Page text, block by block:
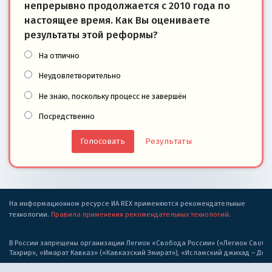
непрерывно продолжается с 2010 года по
настоящее время. Как Вы оцениваете
результаты этой реформы?
На отлично
Неудовлетворительно
Не знаю, поскольку процесс не завершён
Посредственно
Результаты
На информационном ресурсе ИА REX применяются рекомендательные
технологии. Правила применения рекомендательных технологий.
В России запрещены организации Легион «Свобода России» («Легион
Тахрир», «Имарат Кавказ» («Кавказский Эмират»), «Исламский джихад –